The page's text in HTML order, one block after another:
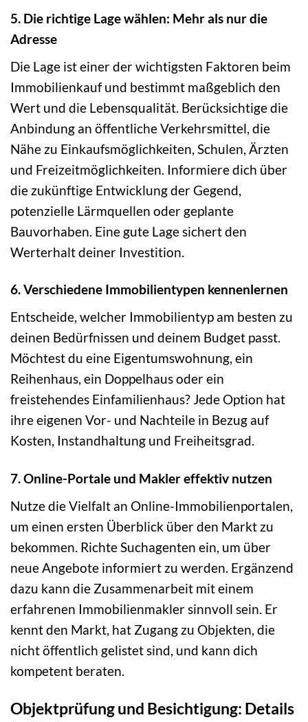
5. Die richtige Lage wählen: Mehr als nur die
Adresse
Die Lage ist einer der wichtigsten Faktoren beim
Immobilienkauf und bestimmt maßgeblich den
Wert und die Lebensqualität. Berücksichtige die
Anbindung an öffentliche Verkehrsmittel, die
Nähe zu Einkaufsmöglichkeiten, Schulen, Ärzten
und Freizeitmöglichkeiten. Informiere dich über
die zukünftige Entwicklung der Gegend,
potenzielle Lärmquellen oder geplante
Bauvorhaben. Eine gute Lage sichert den
Werterhalt deiner Investition.
6. Verschiedene Immobilientypen kennenlernen
Entscheide, welcher Immobilientyp am besten zu
deinen Bedürfnissen und deinem Budget passt.
Möchtest du eine Eigentumswohnung, ein
Reihenhaus, ein Doppelhaus oder ein
freistehendes Einfamilienhaus? Jede Option hat
ihre eigenen Vor- und Nachteile in Bezug auf
Kosten, Instandhaltung und Freiheitsgrad.
7. Online-Portale und Makler effektiv nutzen
Nutze die Vielfalt an Online-Immobilienportalen,
um einen ersten Überblick über den Markt zu
bekommen. Richte Suchagenten ein, um über
neue Angebote informiert zu werden. Ergänzend
dazu kann die Zusammenarbeit mit einem
erfahrenen Immobilienmakler sinnvoll sein. Er
kennt den Markt, hat Zugang zu Objekten, die
nicht öffentlich gelistet sind, und kann dich
kompetent beraten.
Objektprüfung und Besichtigung: Details